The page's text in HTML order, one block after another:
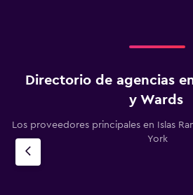
Directorio de agencias
y Wards
Los proveedores principales en Islas
York